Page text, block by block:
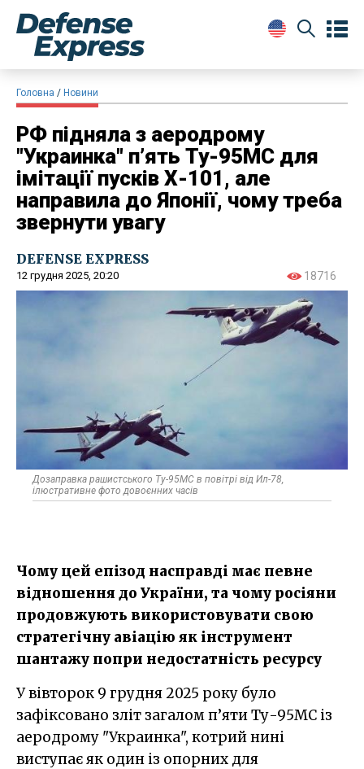
Головна Новини
РФ підняла з аеродрому
"Украинка" п’ять Ту-95МС для
імітації пусків Х-101, але
направила до Японії, чому треба
звернути увагу
DEFENSE EXPRESS
12 грудня 2025, 20:20 18716
Дозаправка рашистського Ту-95МС в повітрі від Ил-78,
ілюстративне фото довоєнних часів
Чому цей епізод насправді має певне
відношення до України, та чому росіяни
продовжують використовувати свою
стратегічну авіацію як інструмент
шантажу попри недостатність ресурсу
У вівторок 9 грудня 2025 року було
зафіксовано зліт загалом п’яти Ту-95МС із
аеродрому "Украинка", котрий нині
виступає як один із опорних для